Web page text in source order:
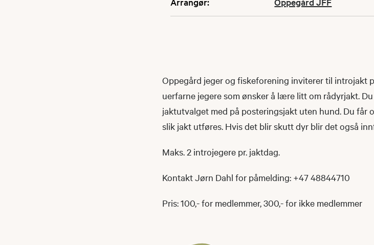
Oppegård jeger og fiskeforening inviterer til introjakt
uerfarne jegere som ønsker å lære litt om rådyrjakt.
jaktutvalget med på posteringsjakt uten hund. Du
slik jakt utføres. Hvis det blir skutt dyr blir det også
Maks. 2 introjegere pr. jaktdag.
Kontakt Jørn Dahl for påmelding: +47 48844710
Pris: 100,- for medlemmer, 300,- for ikke medlemmer